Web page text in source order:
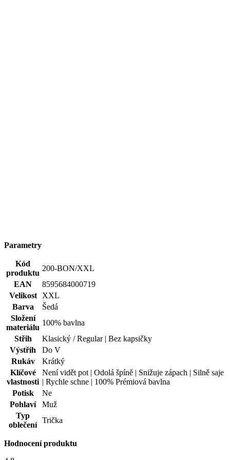
Parametry
Kód
produktu
200-BON/XXL
EAN
8595684000719
Velikost
XXL
Barva
Šedá
Složení
materiálu
100% bavlna
Střih
Klasický / Regular | Bez kapsičky
Výstřih
Do V
Rukáv
Krátký
Klíčové
vlastnosti
Není vidět pot | Odolá špíně | Snižuje zápach | Silně saje
| Rychle schne | 100% Prémiová bavlna
Potisk
Ne
Pohlaví
Muž
Typ
oblečení
Trička
Hodnocení produktu